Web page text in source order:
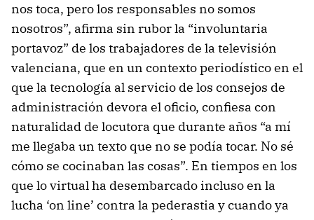
nos toca, pero los responsables no somos
nosotros”, afirma sin rubor la “involuntaria
portavoz” de los trabajadores de la televisión
valenciana, que en un contexto periodístico en el
que la tecnología al servicio de los consejos de
administración devora el oficio, confiesa con
naturalidad de locutora que durante años “a mí
me llegaba un texto que no se podía tocar. No sé
cómo se cocinaban las cosas”. En tiempos en los
que lo virtual ha desembarcado incluso en la
lucha ‘on line’ contra la pederastia y cuando ya